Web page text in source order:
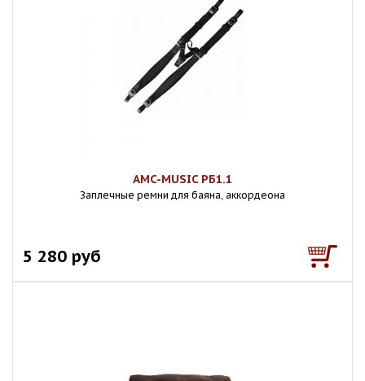
AMC-MUSIC РБ1.1
Заплечные ремни для баяна, аккордеона
5 280 руб